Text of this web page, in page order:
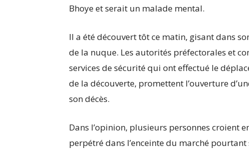
Bhoye et serait un malade mental.
Il a été découvert tôt ce matin, gisant dans
de la nuque. Les autorités préfectorales et
services de sécurité qui ont effectué le
de la découverte, promettent l’ouverture
son décès.
Dans l’opinion, plusieurs personnes croient
perpétré dans l’enceinte du marché